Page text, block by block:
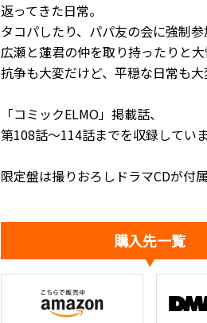
返ってきた日常。
タコパしたり、パパ友の会に強制参
広瀬と蓮君の仲を取り持ったりと大
抗争も大変だけど、平穏な日常も大
「コミックELMO」掲載話、
第108話～114話までを収録していま
限定盤は撮りおろしドラマCDが付属
購入先一覧